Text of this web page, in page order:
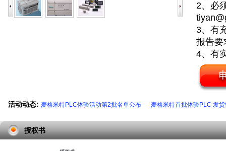
2、必
3、有
报告要
4、有
活动动态: 麦格米特PLC体验活动第2批名单公布 麦格米特首批体验PLC 发
授权书